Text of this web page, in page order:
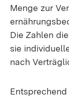
Menge zur
Die Zahlen
sie
nach